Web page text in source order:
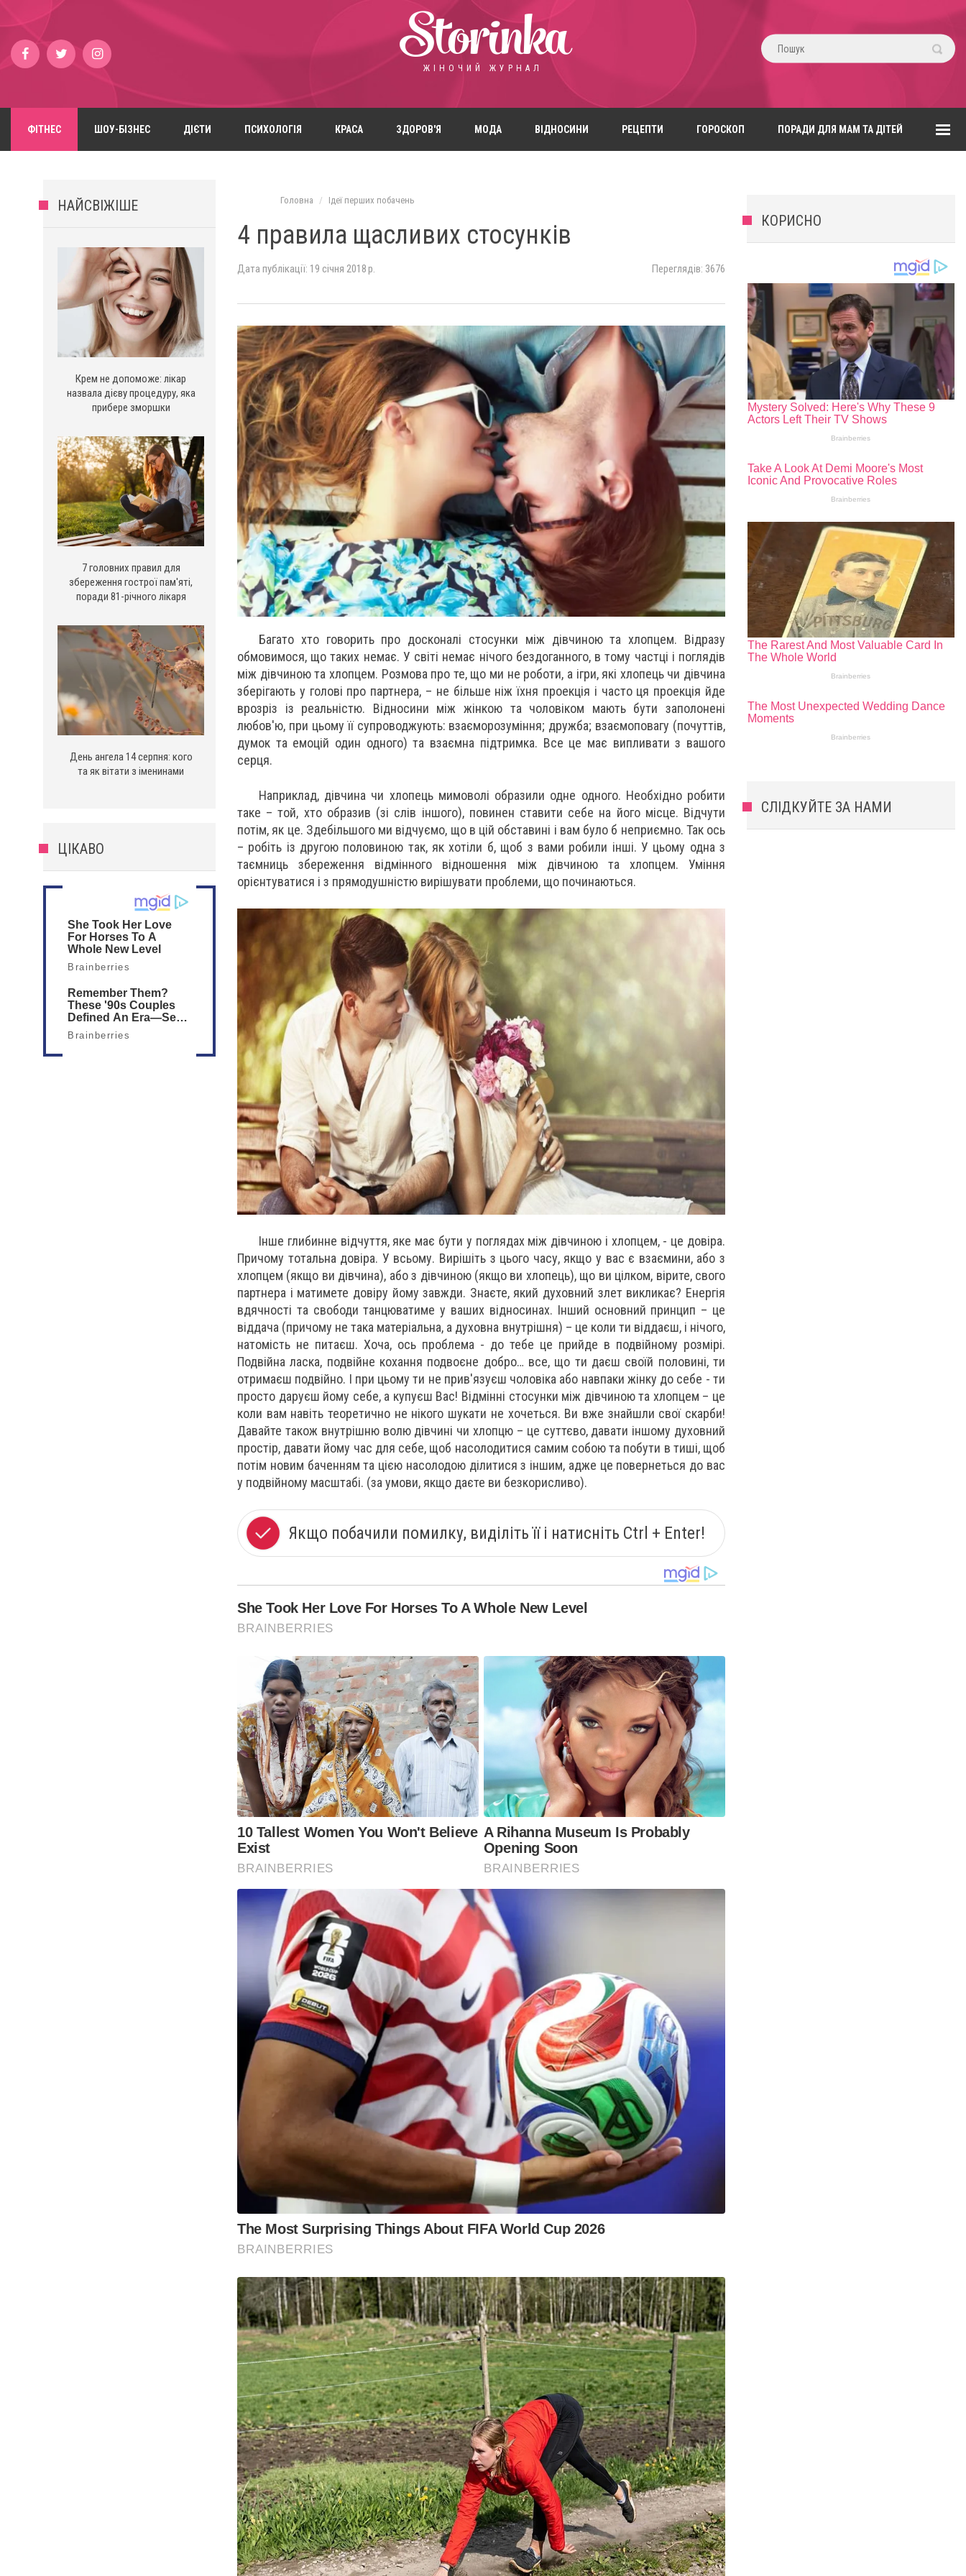
Storinka
ЖІНОЧИЙ ЖУРНАЛ
ФІТНЕС ШОУ-БІЗНЕС ДІЄТИ ПСИХОЛОГІЯ КРАСА ЗДОРОВ'Я МОДА ВІДНОСИНИ РЕЦЕПТИ ГОРОСКОП ПОРАДИ ДЛЯ МАМ ТА ДІТЕЙ
НАЙСВІЖІШЕ
Крем не допоможе: лікар
назвала дієву процедуру, яка
прибере зморшки
7 головних правил для
збереження гострої пам'яті,
поради 81-річного лікаря
День ангела 14 серпня: кого
та як вітати з іменинами
ЦІКАВО
Головна Ідеї ​​перших побачень
4 правила щасливих стосунків
Дата публікації: 19 січня 2018 р. Переглядів: 3676
Багато хто говорить про досконалі стосунки між дівчиною та хлопцем. Відразу
обмовимося, що таких немає. У світі немає нічого бездоганного, в тому частці і поглядів
між дівчиною та хлопцем. Розмова про те, що ми не роботи, а ігри, які хлопець чи дівчина
зберігають у голові про партнера, – не більше ніж їхня проекція і часто ця проекція йде
врозріз із реальністю. Відносини між жінкою та чоловіком мають бути заполонені
любов'ю, при цьому її супроводжують: взаєморозуміння; дружба; взаємоповагу (почуттів,
думок та емоцій один одного) та взаємна підтримка. Все це має випливати з вашого
серця.
Наприклад, дівчина чи хлопець мимоволі образили одне одного. Необхідно робити
таке – той, хто образив (зі слів іншого), повинен ставити себе на його місце. Відчути
потім, як це. Здебільшого ми відчуємо, що в цій обставині і вам було б неприємно. Так ось
– робіть із другою половиною так, як хотіли б, щоб з вами робили інші. У цьому одна з
таємниць збереження відмінного відношення між дівчиною та хлопцем. Уміння
орієнтуватися і з прямодушністю вирішувати проблеми, що починаються.
Інше глибинне відчуття, яке має бути у поглядах між дівчиною і хлопцем, - це довіра.
Причому тотальна довіра. У всьому. Вирішіть з цього часу, якщо у вас є взаємини, або з
хлопцем (якщо ви дівчина), або з дівчиною (якщо ви хлопець), що ви цілком, вірите, свого
партнера і матимете довіру йому завжди. Знаєте, який духовний злет викликає? Енергія
вдячності та свободи танцюватиме у ваших відносинах. Інший основний принцип – це
віддача (причому не така матеріальна, а духовна внутрішня) – це коли ти віддаєш, і нічого,
натомість не питаєш. Хоча, ось проблема - до тебе це прийде в подвійному розмірі.
Подвійна ласка, подвійне кохання подвоєне добро… все, що ти даєш своїй половині, ти
отримаєш подвійно. І при цьому ти не прив'язуєш чоловіка або навпаки жінку до себе - ти
просто даруєш йому себе, а купуєш Вас! Відмінні стосунки між дівчиною та хлопцем – це
коли вам навіть теоретично не нікого шукати не хочеться. Ви вже знайшли свої скарби!
Давайте також внутрішню волю дівчині чи хлопцю – це суттєво, давати іншому духовний
простір, давати йому час для себе, щоб насолодитися самим собою та побути в тиші, щоб
потім новим баченням та цією насолодою ділитися з іншим, адже це повернеться до вас
у подвійному масштабі. (за умови, якщо даєте ви безкорисливо).
Якщо побачили помилку, виділіть її і натисніть Ctrl + Enter!
She Took Her Love For Horses To A Whole New Level
BRAINBERRIES
10 Tallest Women You Won't Believe
Exist
BRAINBERRIES
A Rihanna Museum Is Probably
Opening Soon
BRAINBERRIES
The Most Surprising Things About FIFA World Cup 2026
BRAINBERRIES
КОРИСНО
СЛІДКУЙТЕ ЗА НАМИ